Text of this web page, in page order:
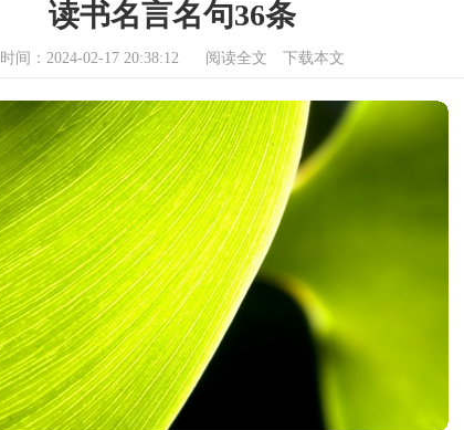
读书名言名句36条
时间：2024-02-17 20:38:12 阅读全文 下载本文